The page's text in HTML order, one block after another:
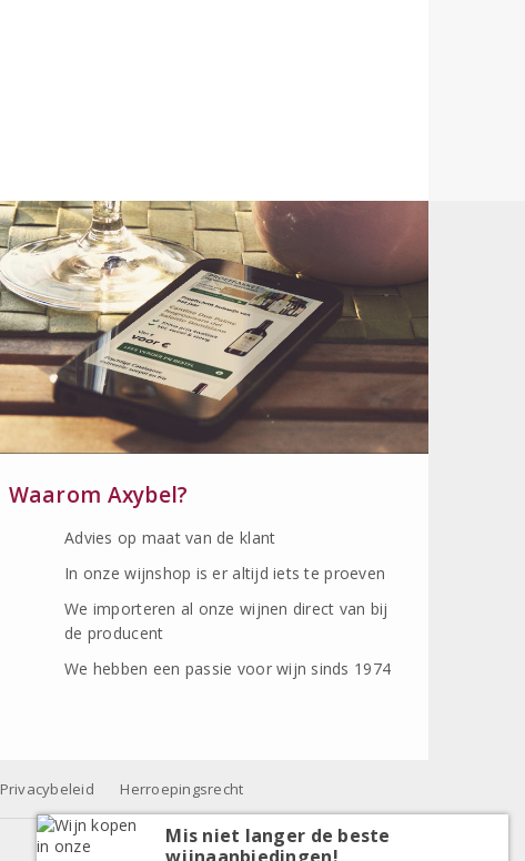
Waarom Axybel?
Advies op maat van de klant
In onze wijnshop is er altijd iets te proeven
We importeren al onze wijnen direct van bij
de producent
We hebben een passie voor wijn sinds 1974
Privacybeleid Herroepingsrecht
Mis niet langer de beste